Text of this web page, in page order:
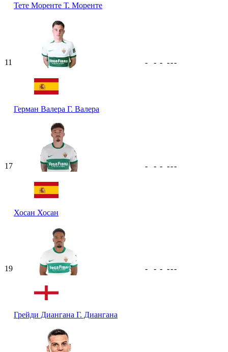
Тете Моренте Т. Моренте
11
Герман Валера Г. Валера
- - - ---
17
Хосан Хосан
- - - ---
19
Грейди Диангана Г. Диангана
- - - ---